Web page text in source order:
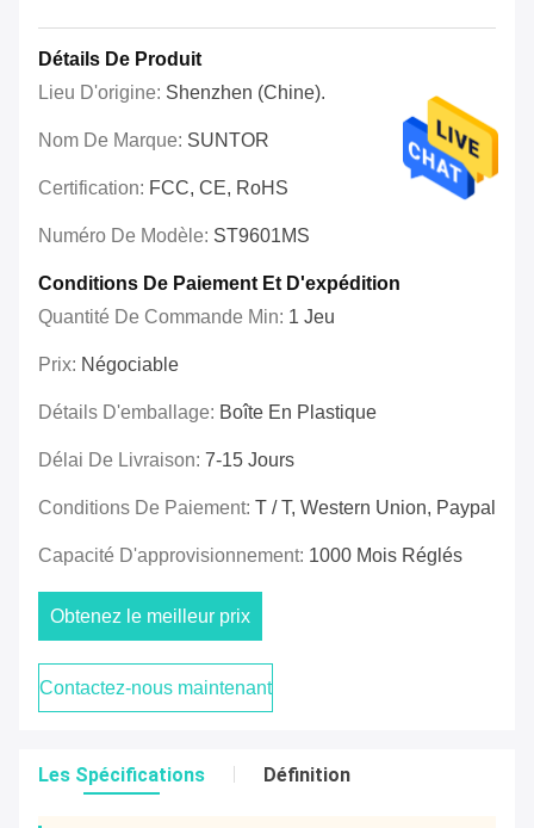
Détails De Produit
Lieu D'origine: Shenzhen (Chine).
Nom De Marque: SUNTOR
Certification: FCC, CE, RoHS
Numéro De Modèle: ST9601MS
Conditions De Paiement Et D'expédition
Quantité De Commande Min: 1 Jeu
Prix: Négociable
Détails D'emballage: Boîte En Plastique
Délai De Livraison: 7-15 Jours
Conditions De Paiement: T / T, Western Union, Paypal
Capacité D'approvisionnement: 1000 Mois Réglés
Obtenez le meilleur prix
Contactez-nous maintenant
Les Spécifications Définition